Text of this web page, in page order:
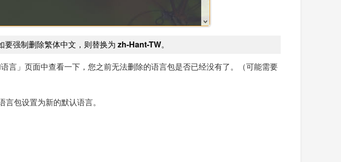
要强制删除繁体中文，则替换为 zh-Hant-TW。
」页面中查看一下，您之前无法删除的语言包是否已经没有了。（可能需要
包设置为新的默认语言。